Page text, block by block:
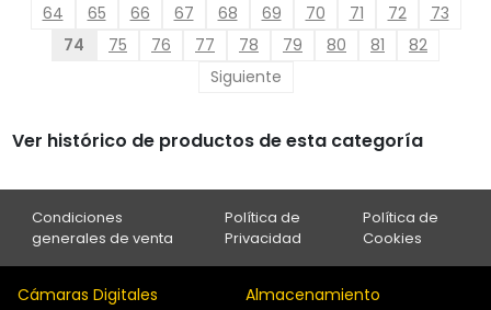
64
65 66 67 68 69 70 71 72
73
74
75 76 77 78 79 80 81
82
Siguiente
Ver histórico de productos de esta categoría
Condiciones
generales de venta
Política de
Privacidad
Política de
Cookies
Cámaras Digitales Almacenamiento